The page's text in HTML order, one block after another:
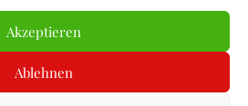
Akzeptieren
Ablehnen